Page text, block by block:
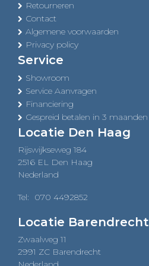
Retourneren
Contact
Algemene voorwaarden
Privacy policy
Service
Showroom
Service Aanvragen
Financiering
Gespreid betalen in 3 maanden
Locatie Den Haag
Rijswijkseweg 184
2516 EL Den Haag
Nederland
Tel: 070 4492852
Locatie Barendrecht
Zwaalweg 11
2991 ZC Barendrecht